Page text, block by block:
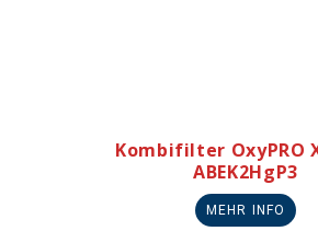
Kombifilter OxyPRO
ABEK2HgP3
MEHR INFO